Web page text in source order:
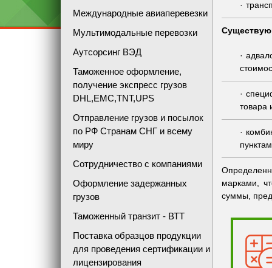
Международные авиаперевезки
Мультимодальные перевозки
Аутсорсинг ВЭД
Таможенное оформление,
получение экспресс грузов
DHL,EMC,TNT,UPS
Отправление грузов и посылок
по РФ Странам СНГ и всему
миру
Сотрудничество с компаниями
Оформление задержанных
грузов
Таможенный транзит - ВТТ
Поставка образцов продукции
для проведения сертификации и
лицензирования
товара
марками,
суммы,